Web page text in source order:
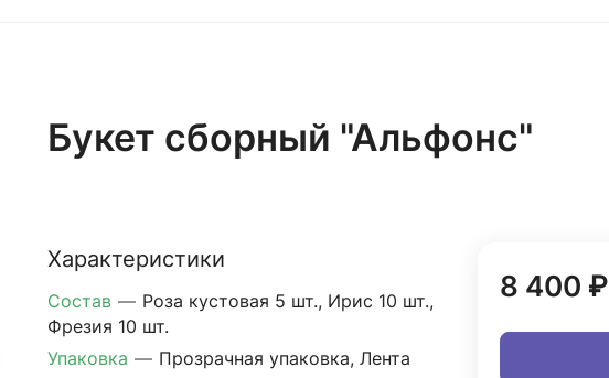
Букет сборный "Альфонс"
Характеристики
Состав — Роза кустовая 5 шт., Ирис 10 шт.,
Фрезия 10 шт.
Упаковка — Прозрачная упаковка, Лента
8 400 ₽